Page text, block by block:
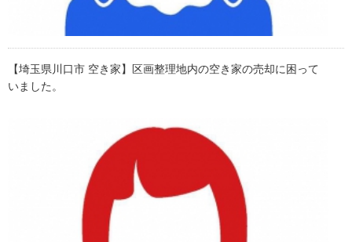
【埼玉県川口市 空き家】区画整理地内の空き家の売却に困って
いました。